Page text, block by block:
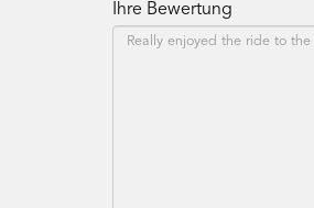
Ihre Bewertung